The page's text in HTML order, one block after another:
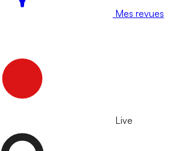
Mes revues
Live